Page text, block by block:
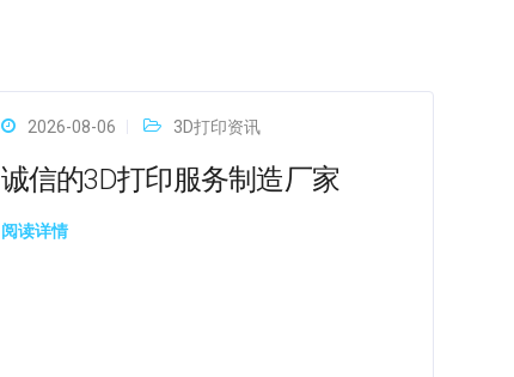
2026-08-06 3D打印资讯
诚信的3D打印服务制造厂家
阅读详情